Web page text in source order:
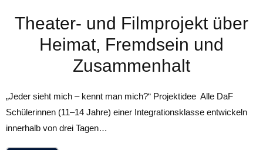
Theater‑ und Filmprojekt über
Heimat, Fremdsein und
Zusammenhalt
„Jeder sieht mich – kennt man mich?“ Projektidee Alle DaF
Schülerinnen (11–14 Jahre) einer Integrationsklasse entwickeln
innerhalb von drei Tagen…